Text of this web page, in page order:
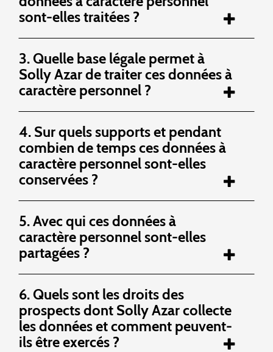
sont-elles traitées ?
3. Quelle base légale permet à
Solly Azar de traiter ces données à
caractère personnel ?
4. Sur quels supports et pendant
combien de temps ces données à
caractère personnel sont-elles
conservées ?
5. Avec qui ces données à
caractère personnel sont-elles
partagées ?
6. Quels sont les droits des
prospects dont Solly Azar collecte
les données et comment peuvent-
ils être exercés ?